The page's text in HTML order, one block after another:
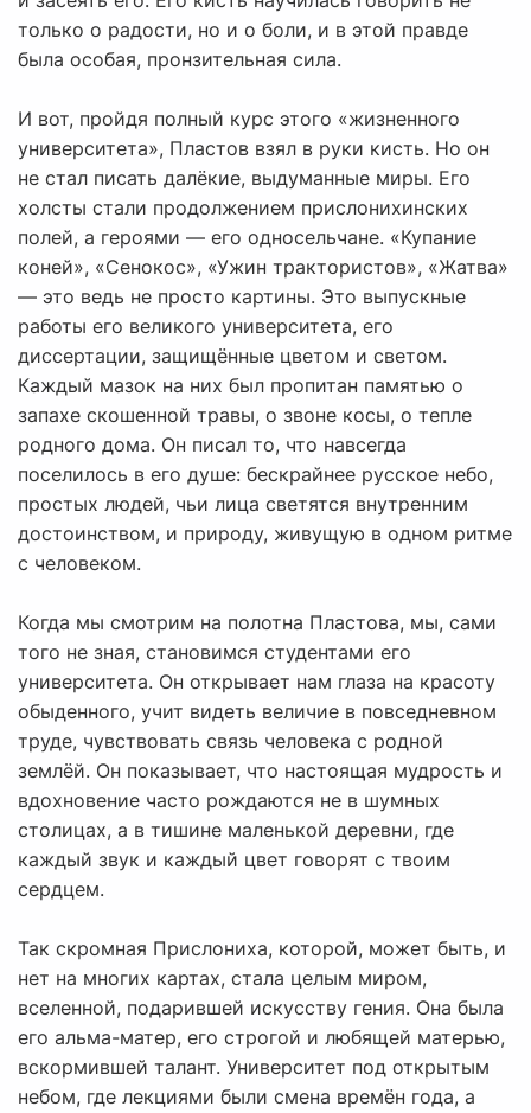
только о радости, но и о боли, и в этой правде
была особая, пронзительная сила.
И вот, пройдя полный курс этого «жизненного
университета», Пластов взял в руки кисть. Но он
не стал писать далёкие, выдуманные миры. Его
холсты стали продолжением прислонихинских
полей, а героями — его односельчане. «Купание
коней», «Сенокос», «Ужин трактористов», «Жатва»
— это ведь не просто картины. Это выпускные
работы его великого университета, его
диссертации, защищённые цветом и светом.
Каждый мазок на них был пропитан памятью о
запахе скошенной травы, о звоне косы, о тепле
родного дома. Он писал то, что навсегда
поселилось в его душе: бескрайнее русское небо,
простых людей, чьи лица светятся внутренним
достоинством, и природу, живущую в одном ритме
с человеком.
Когда мы смотрим на полотна Пластова, мы, сами
того не зная, становимся студентами его
университета. Он открывает нам глаза на красоту
обыденного, учит видеть величие в повседневном
труде, чувствовать связь человека с родной
землёй. Он показывает, что настоящая мудрость и
вдохновение часто рождаются не в шумных
столицах, а в тишине маленькой деревни, где
каждый звук и каждый цвет говорят с твоим
сердцем.
Так скромная Прислониха, которой, может быть, и
нет на многих картах, стала целым миром,
вселенной, подарившей искусству гения. Она была
его альма-матер, его строгой и любящей матерью,
вскормившей талант. Университет под открытым
небом, где лекциями были смена времён года, а